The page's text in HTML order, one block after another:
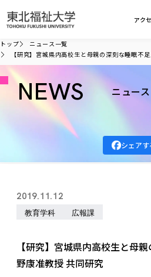
アク
大学について
建学の精神・教育の理念
学長室の窓
各種方針
大学の歩み
学則
校歌の歴史
大学の取り組み
大学の取り組み
社会連携・研究
カリキュラム編成ガイドライン
情報公開
寄附行為
学部・大学院
総合福祉学部
社会福祉学科
福祉行政学科
共生まちづくり学部
共生まちづくり学科
教育学部
健康科学部
入学試験
デジタルパンフ
就職状況
課外活動
国際交流
トップ
ニュース一覧
【研究】宮城県内高校生と母親の深刻な睡眠不
NEWS ニュース
シェアす
2019.11.12
教育学科 広報課
【研究】宮城県内高校生と母
野康准教授 共同研究